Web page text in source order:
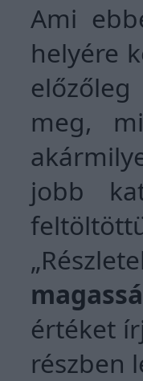
Ami
helyére
meg,
jobb
értéket
részben